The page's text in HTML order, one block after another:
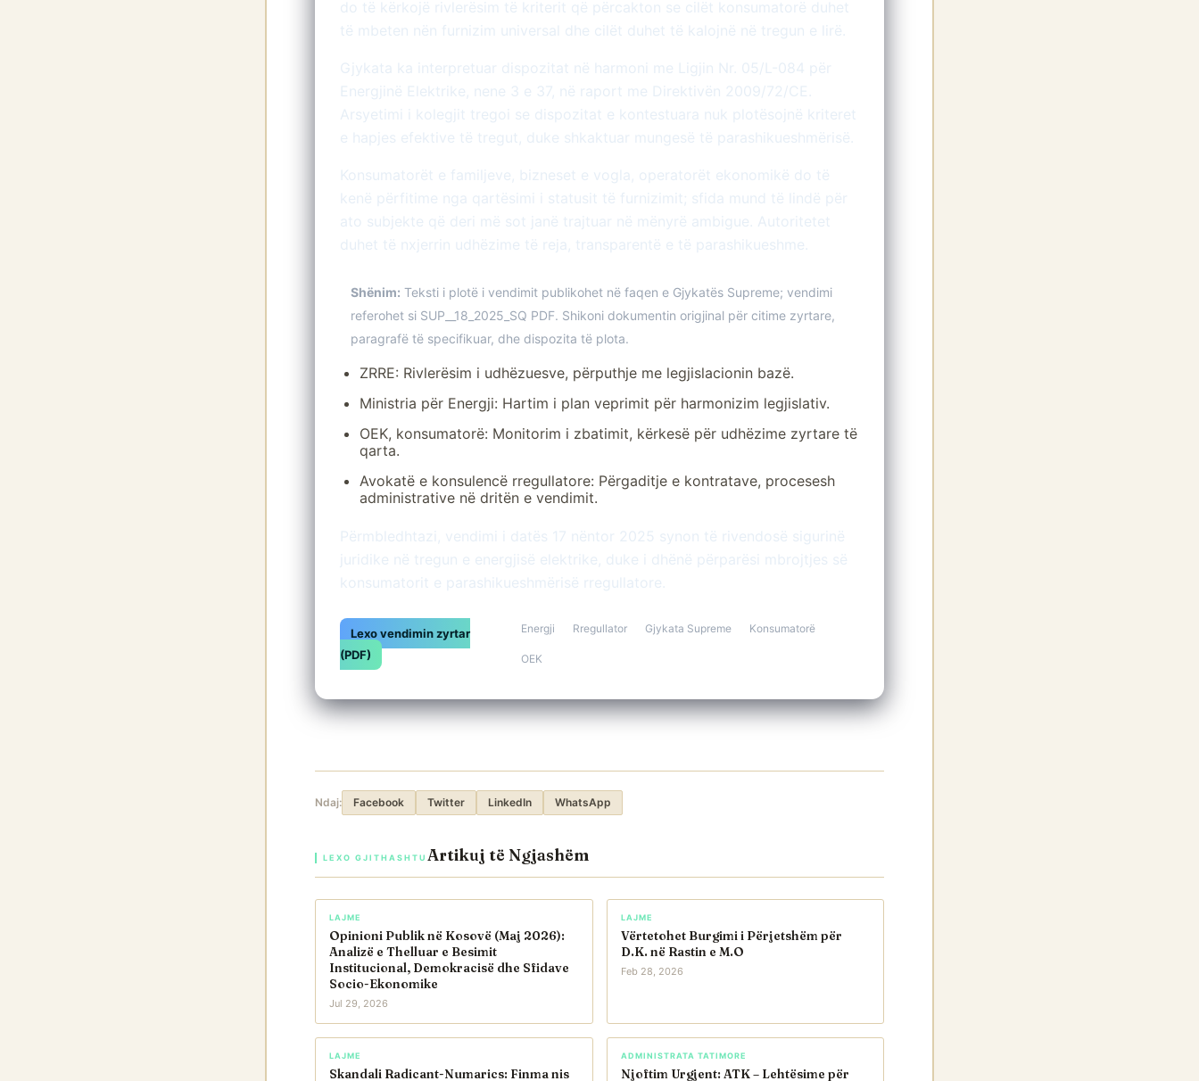
do të kërkojë rivlerësim të kriterit që përcakton se cilët konsumatorë duhet
të mbeten nën furnizim universal dhe cilët duhet të kalojnë në tregun e lirë.
Gjykata ka interpretuar dispozitat në harmoni me Ligjin Nr. 05/L-084 për
Energjinë Elektrike, nene 3 e 37, në raport me Direktivën 2009/72/CE.
Arsyetimi i kolegjit tregoi se dispozitat e kontestuara nuk plotësojnë kriteret
e hapjes efektive të tregut, duke shkaktuar mungesë të parashikueshmërisë.
Konsumatorët e familjeve, bizneset e vogla, operatorët ekonomikë do të
kenë përfitime nga qartësimi i statusit të furnizimit; sfida mund të lindë për
ato subjekte që deri më sot janë trajtuar në mënyrë ambigue. Autoritetet
duhet të nxjerrin udhëzime të reja, transparentë e të parashikueshme.
Shënim: Teksti i plotë i vendimit publikohet në faqen e Gjykatës Supreme; vendimi
referohet si SUP__18_2025_SQ PDF. Shikoni dokumentin origjinal për citime zyrtare,
paragrafë të specifikuar, dhe dispozita të plota.
ZRRE: Rivlerësim i udhëzuesve, përputhje me legjislacionin bazë.
Ministria për Energji: Hartim i plan veprimit për harmonizim legjislativ.
OEK, konsumatorë: Monitorim i zbatimit, kërkesë për udhëzime zyrtare të
qarta.
Avokatë e konsulencë rregullatore: Përgaditje e kontratave, procesesh
administrative në dritën e vendimit.
Përmbledhtazi, vendimi i datës 17 nëntor 2025 synon të rivendosë sigurinë
juridike në tregun e energjisë elektrike, duke i dhënë përparësi mbrojtjes së
konsumatorit e parashikueshmërisë rregullatore.
Lexo vendimin zyrtar
(PDF)
Energji Rregullator Gjykata Supreme Konsumatorë
OEK
Ndaj: Facebook Twitter LinkedIn WhatsApp
LEXO GJITHASHTU Artikuj të Ngjashëm
LAJME
Opinioni Publik në Kosovë (Maj 2026):
Analizë e Thelluar e Besimit
Institucional, Demokracisë dhe Sfidave
Socio-Ekonomike
Jul 29, 2026
LAJME
Vërtetohet Burgimi i Përjetshëm për
D.K. në Rastin e M.O
Feb 28, 2026
LAJME
Skandali Radicant-Numarics: Finma nis
ADMINISTRATA TATIMORE
Njoftim Urgjent: ATK – Lehtësime për